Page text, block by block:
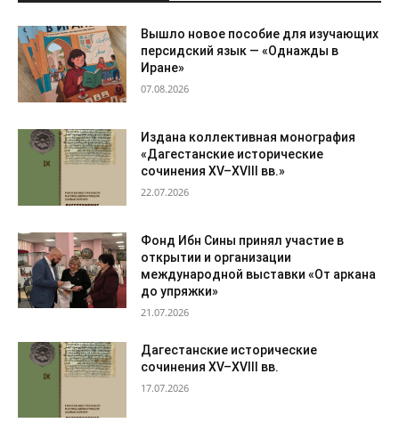
Вышло новое пособие для изучающих
персидский язык — «Однажды в
Иране»
07.08.2026
Издана коллективная монография
«Дагестанские исторические
сочинения XV–XVIII вв.»
22.07.2026
Фонд Ибн Сины принял участие в
открытии и организации
международной выставки «От аркана
до упряжки»
21.07.2026
Дагестанские исторические
сочинения XV–XVIII вв.
17.07.2026